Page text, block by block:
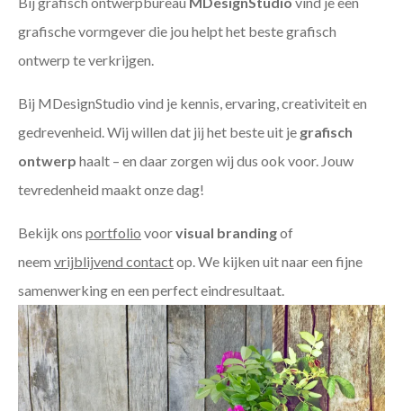
grafische vormgever die jou helpt het beste grafisch
ontwerp te verkrijgen.
Bij MDesignStudio vind je kennis, ervaring, creativiteit en
gedrevenheid. Wij willen dat jij het beste uit je grafisch
ontwerp haalt – en daar zorgen wij dus ook voor. Jouw
tevredenheid maakt onze dag!
Bekijk ons portfolio voorvisual brandingof
neem vrijblijvend contactop. We kijken uit naar een fijne
samenwerking en een perfect eindresultaat.